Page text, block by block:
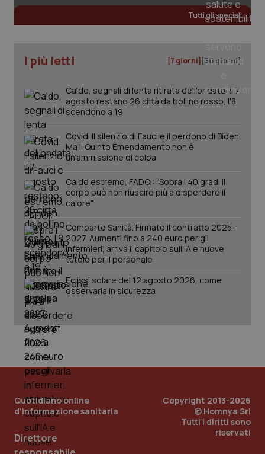
Tutti gli speciali
I più letti [7 giorni] [30 giorni]
Caldo, segnali di lenta ritirata dell'ondata: il 7
agosto restano 26 città da bollino rosso, l'8
scendono a 19
Covid. Il silenzio di Fauci e il perdono di Biden.
Ma il Quinto Emendamento non è
un’ammissione di colpa
Caldo estremo, FADOI: “Sopra i 40 gradi il
corpo può non riuscire più a disperdere il
calore”
Comparto Sanità. Firmato il contratto 2025-
2027. Aumenti fino a 240 euro per gli
infermieri, arriva il capitolo sull'IA e nuove
tutele per il personale
Eclissi solare del 12 agosto 2026, come
osservarla in sicurezza
Quotidiano online
d'informazione sanitaria
Direttore
Copyright 2013-2026
© Homnya Srl
Tutti i diritti sono
riservati
_ga
Google LLC
.quotidianosanita.it
1
mese
PHPSESSID